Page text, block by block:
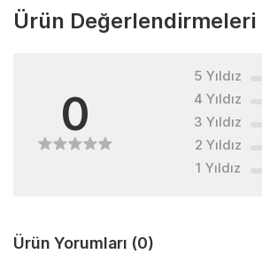
Ürün Değerlendirmeleri
0
5 Yıldız
4 Yıldız
3 Yıldız
2 Yıldız
1 Yıldız
Ürün Yorumları (0)